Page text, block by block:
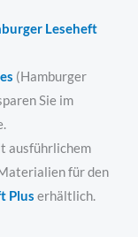
Leseheft
(Hamburger
Sie im
ausführlichem
für den
Plus erhältlich.